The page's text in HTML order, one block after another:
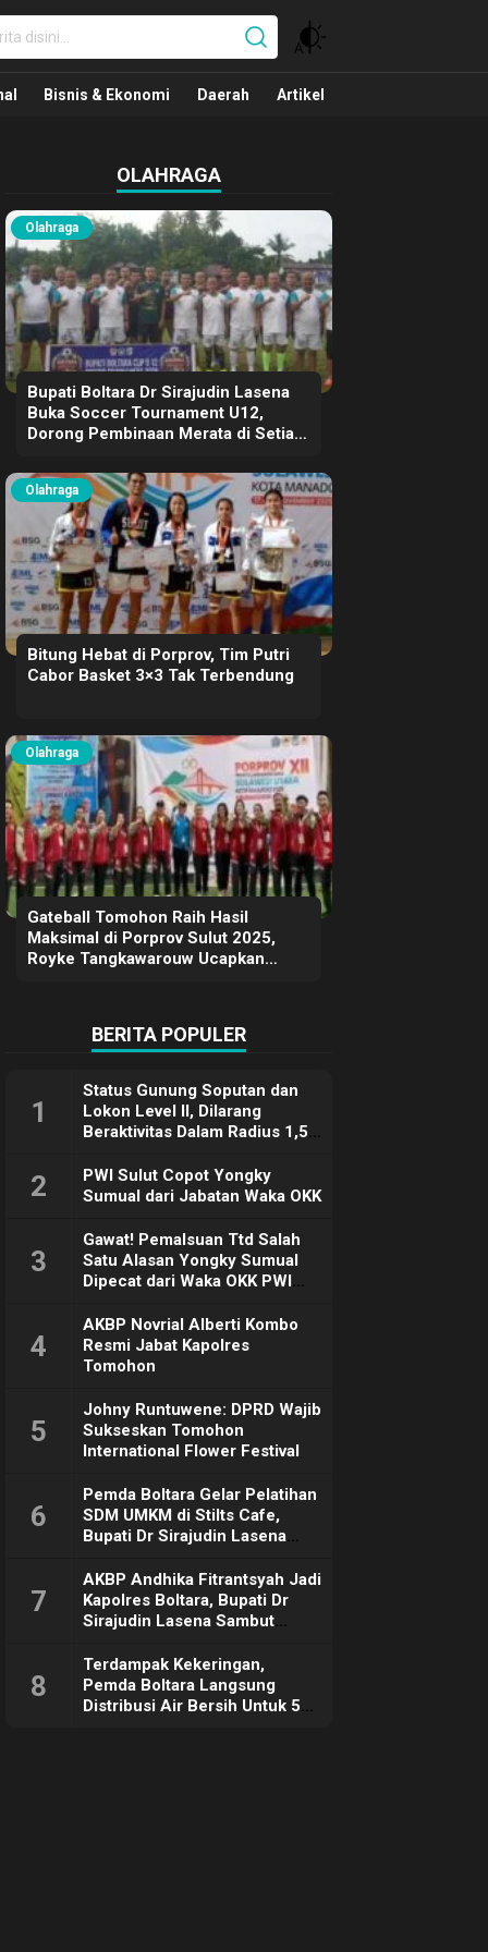
Bisnis & Ekonomi Daerah Artikel
OLAHRAGA
Olahraga
Bupati Boltara Dr Sirajudin Lasena
Buka Soccer Tournament U12,
Dorong Pembinaan Merata di Setiap
Olahraga
Bitung Hebat di Porprov, Tim Putri
Cabor Basket 3×3 Tak Terbendung
Olahraga
Gateball Tomohon Raih Hasil
Maksimal di Porprov Sulut 2025,
Royke Tangkawarouw Ucapkan
BERITA POPULER
1
Status Gunung Soputan dan
Lokon Level II, Dilarang
Beraktivitas Dalam Radius 1,5
2
PWI Sulut Copot Yongky
Sumual dari Jabatan Waka OKK
3
Gawat! Pemalsuan Ttd Salah
Satu Alasan Yongky Sumual
Dipecat dari Waka OKK PWI
4
AKBP Novrial Alberti Kombo
Resmi Jabat Kapolres
Tomohon
5
Johny Runtuwene: DPRD Wajib
Sukseskan Tomohon
International Flower Festival
6
Pemda Boltara Gelar Pelatihan
SDM UMKM di Stilts Cafe,
Bupati Dr Sirajudin Lasena
Dorong Ekonomi Daerah
7
AKBP Andhika Fitrantsyah Jadi
Kapolres Boltara, Bupati Dr
Sirajudin Lasena Sambut
8
Terdampak Kekeringan,
Pemda Boltara Langsung
Distribusi Air Bersih Untuk 50